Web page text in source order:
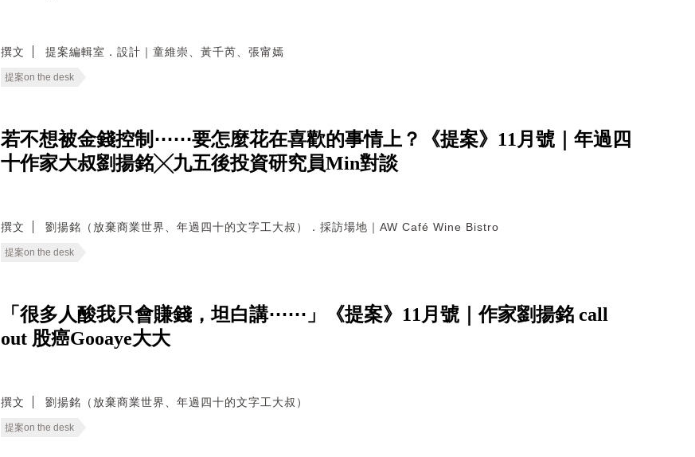
撰文 提案編輯室．設計｜童維崇、黃千芮、張甯嫣
提案on the desk
若不想被金錢控制⋯⋯要怎麼花在喜歡的事情上？《提案》11月號｜年過四
十作家大叔劉揚銘╳九五後投資研究員Min對談
撰文 劉揚銘（放棄商業世界、年過四十的文字工大叔）．採訪場地｜AW Café Wine Bistro
提案on the desk
「很多人酸我只會賺錢，坦白講⋯⋯」《提案》11月號｜作家劉揚銘 call
out 股癌Gooaye大大
撰文 劉揚銘（放棄商業世界、年過四十的文字工大叔）
提案on the desk